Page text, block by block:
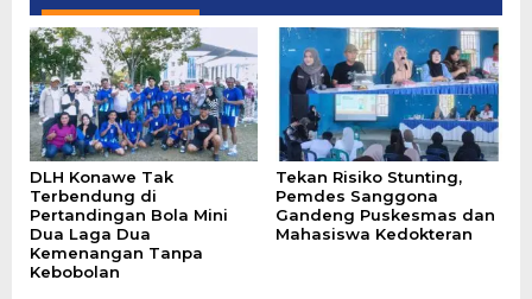
DLH Konawe Tak
Terbendung di
Pertandingan Bola Mini
Dua Laga Dua
Kemenangan Tanpa
Kebobolan
Tekan Risiko Stunting,
Pemdes Sanggona
Gandeng Puskesmas dan
Mahasiswa Kedokteran